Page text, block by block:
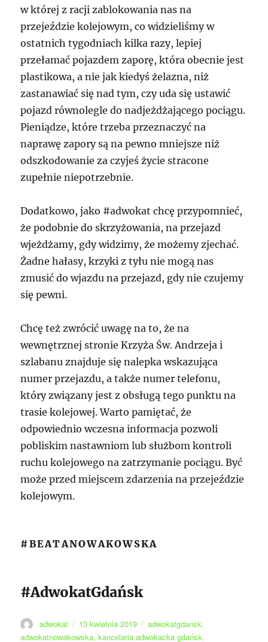
w której z racji zablokowania nas na
przejeździe kolejowym, co widzieliśmy w
ostatnich tygodniach kilka razy, lepiej
przełamać pojazdem zaporę, która obecnie jest
plastikowa, a nie jak kiedyś żelazna, niż
zastanawiać się nad tym, czy uda się ustawić
pojazd równolegle do nadjeżdżającego pociągu.
Pieniądze, które trzeba przeznaczyć na
naprawę zapory są na pewno mniejsze niż
odszkodowanie za czyjeś życie stracone
zupełnie niepotrzebnie.
Dodatkowo, jako #adwokat chcę przypomnieć,
że podobnie do skrzyżowania, na przejazd
wjeżdżamy, gdy widzimy, że możemy zjechać.
Żadne hałasy, krzyki z tyłu nie mogą nas
zmusić do wjazdu na przejazd, gdy nie czujemy
się pewni.
Chcę też zwrócić uwagę na to, że na
wewnętrznej stronie Krzyża Św. Andrzeja i
szlabanu znajduje się nalepka wskazująca
numer przejazdu, a także numer telefonu,
który związany jest z obsługą tego punktu na
trasie kolejowej. Warto pamiętać, że
odpowiednio wczesna informacja pozwoli
pobliskim nastawniom lub służbom kontroli
ruchu kolejowego na zatrzymanie pociągu. Być
może przed miejscem zdarzenia na przejeździe
kolejowym.
#BEATANOWAKOWSKA
#AdwokatGdańsk
Autor
adwokat
Data
publikacji
13 kwietnia 2019 Tagi
adwokatgdansk,
adwokatnowakowska,kancelaria adwokacka gdańsk,